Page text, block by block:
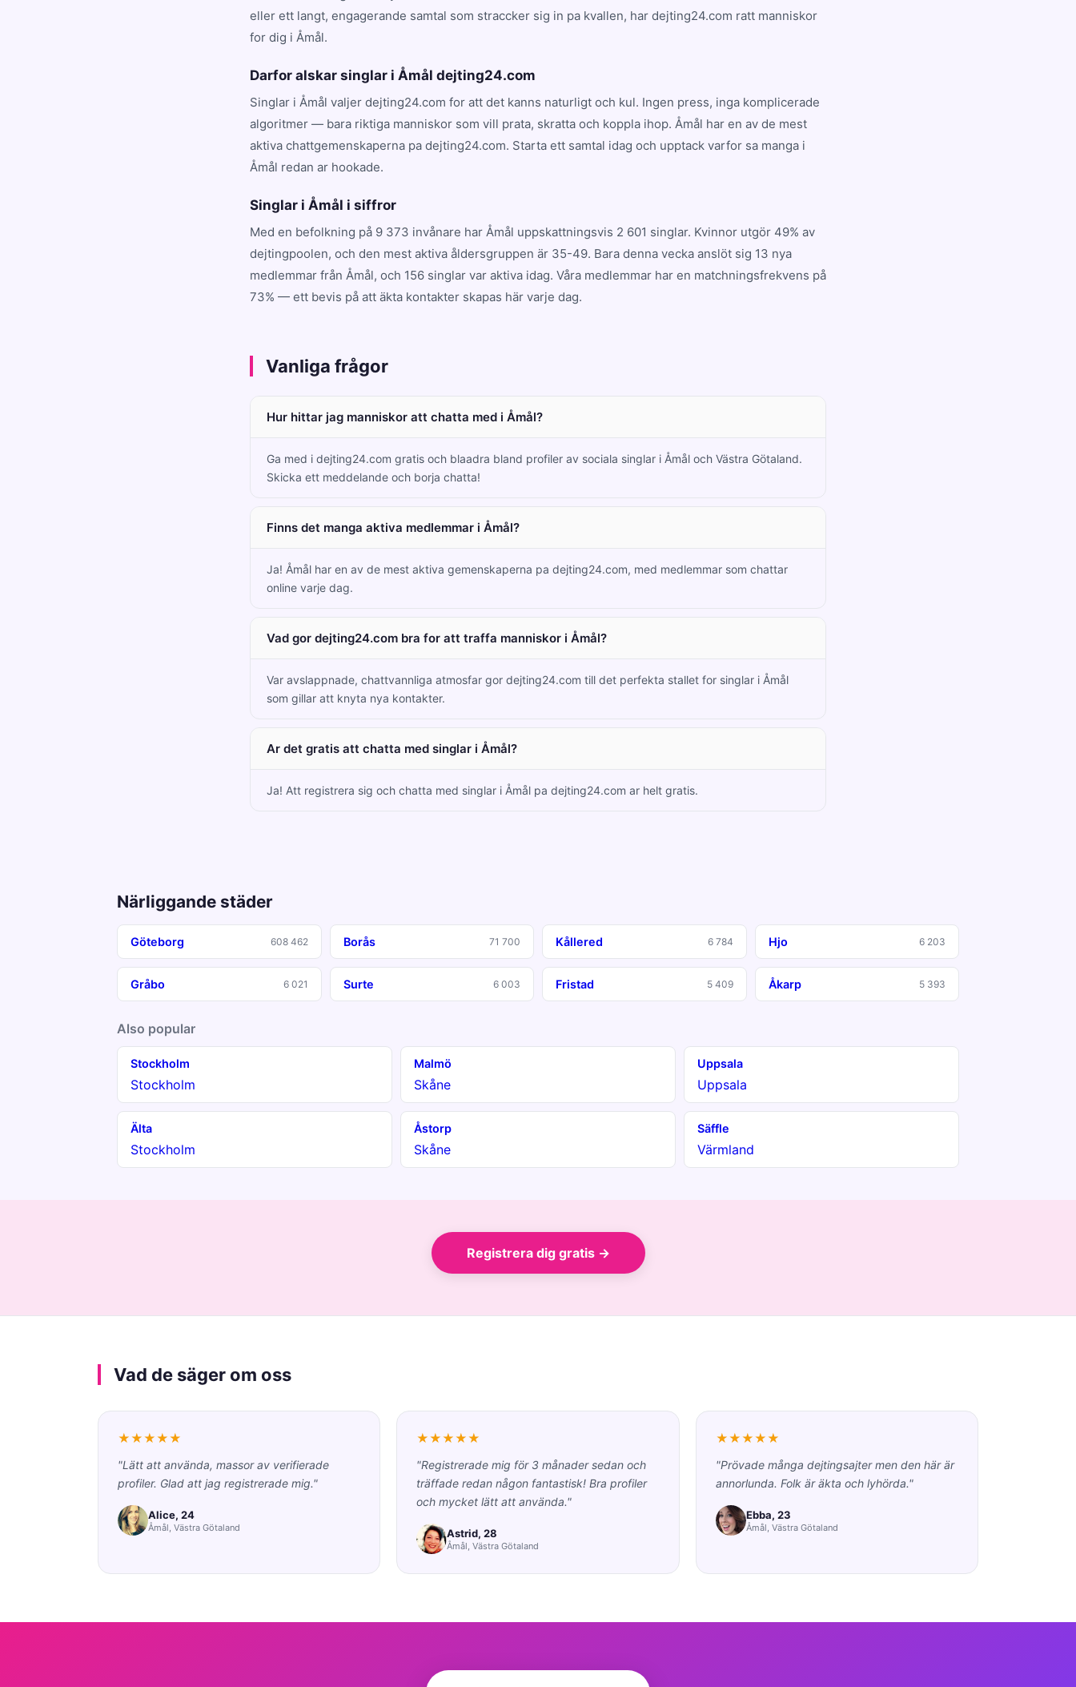
eller ett langt, engagerande samtal som straccker sig in pa kvallen, har dejting24.com ratt manniskor
for dig i Åmål.
Darfor alskar singlar i Åmål dejting24.com
Singlar i Åmål valjer dejting24.com for att det kanns naturligt och kul. Ingen press, inga komplicerade
algoritmer — bara riktiga manniskor som vill prata, skratta och koppla ihop. Åmål har en av de mest
aktiva chattgemenskaperna pa dejting24.com. Starta ett samtal idag och upptack varfor sa manga i
Åmål redan ar hookade.
Singlar i Åmål i siffror
Med en befolkning på 9 373 invånare har Åmål uppskattningsvis 2 601 singlar. Kvinnor utgör 49% av
dejtingpoolen, och den mest aktiva åldersgruppen är 35-49. Bara denna vecka anslöt sig 13 nya
medlemmar från Åmål, och 156 singlar var aktiva idag. Våra medlemmar har en matchningsfrekvens på
73% — ett bevis på att äkta kontakter skapas här varje dag.
Vanliga frågor
Hur hittar jag manniskor att chatta med i Åmål?
Ga med i dejting24.com gratis och blaadra bland profiler av sociala singlar i Åmål och Västra Götaland.
Skicka ett meddelande och borja chatta!
Finns det manga aktiva medlemmar i Åmål?
Ja! Åmål har en av de mest aktiva gemenskaperna pa dejting24.com, med medlemmar som chattar
online varje dag.
Vad gor dejting24.com bra for att traffa manniskor i Åmål?
Var avslappnade, chattvannliga atmosfar gor dejting24.com till det perfekta stallet for singlar i Åmål
som gillar att knyta nya kontakter.
Ar det gratis att chatta med singlar i Åmål?
Ja! Att registrera sig och chatta med singlar i Åmål pa dejting24.com ar helt gratis.
Närliggande städer
Göteborg 608 462 Borås 71 700 Kållered 6 784 Hjo 6 203
Gråbo 6 021 Surte 6 003 Fristad 5 409 Åkarp 5 393
Also popular
Stockholm
Stockholm
Malmö
Skåne
Uppsala
Uppsala
Älta
Stockholm
Åstorp
Skåne
Säffle
Värmland
Registrera dig gratis →
Vad de säger om oss
★★★★★
"Lätt att använda, massor av verifierade
profiler. Glad att jag registrerade mig."
Alice, 24
Åmål, Västra Götaland
★★★★★
"Registrerade mig för 3 månader sedan och
träffade redan någon fantastisk! Bra profiler
och mycket lätt att använda."
Astrid, 28
Åmål, Västra Götaland
★★★★★
"Prövade många dejtingsajter men den här är
annorlunda. Folk är äkta och lyhörda."
Ebba, 23
Åmål, Västra Götaland